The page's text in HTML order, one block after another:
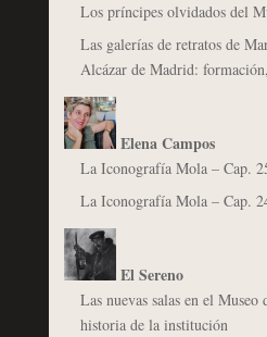
Los príncipes olvidados del
Las galerías de retratos de
Alcázar de Madrid:
Elena Campos
La Iconografía Mola – Cap.
La Iconografía Mola – Cap.
El Sereno
Las nuevas salas en el
historia de la institución